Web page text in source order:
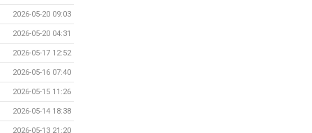
2026-05-20 09:03
2026-05-20 04:31
2026-05-17 12:52
2026-05-16 07:40
2026-05-15 11:26
2026-05-14 18:38
2026-05-13 21:20